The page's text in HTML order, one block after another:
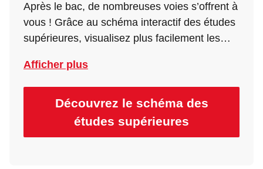
Après le bac, de nombreuses voies s’offrent à
vous ! Grâce au schéma interactif des études
supérieures, visualisez plus facilement les
diplômes. Un outil pratique pour mieux
comprendre l’organisation des études en
France et construire votre projet étape par
Afficher plus
Découvrez le schéma des
études supérieures